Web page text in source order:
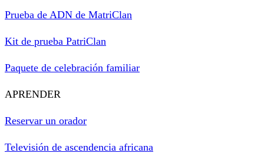
Prueba de ADN de MatriClan
Kit de prueba PatriClan
Paquete de celebración familiar
APRENDER
Reservar un orador
Televisión de ascendencia africana